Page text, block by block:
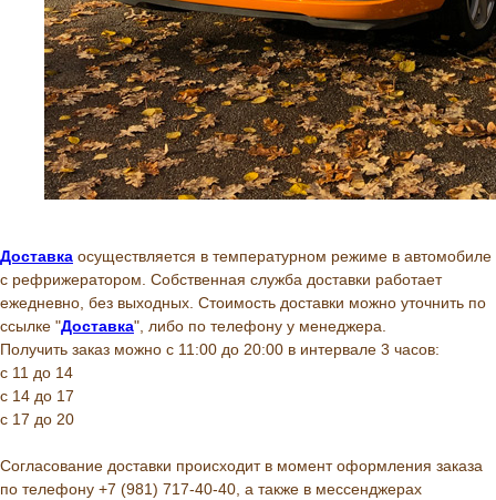
Доставка осуществляется в температурном режиме в автомобиле
с рефрижератором. Собственная служба доставки работает
ежедневно, без выходных. Стоимость доставки можно уточнить по
ссылке "Доставка", либо по телефону у менеджера.
Получить заказ можно с 11:00 до 20:00 в интервале 3 часов:
с 11 до 14
с 14 до 17
с 17 до 20
Согласование доставки происходит в момент оформления заказа
по телефону +7 (981) 717-40-40, а также в мессенджерах